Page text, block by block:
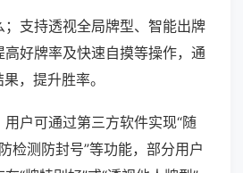
支持透视全局牌型、智能出牌
高好牌率及快速自摸等操作，通
，提升胜率。
户可通过第三方软件实现“随
检测防封号”等功能，部分用户